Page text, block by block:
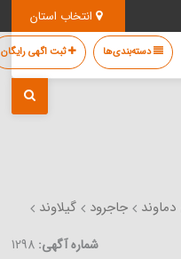
دسته‌بندی‌ها ثبت اگهی رایگان
جاجرود گیلاوند
شماره آگهی: 1298